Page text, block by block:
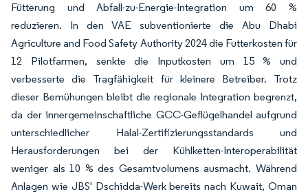
Fütterung und Abfall-zu-Energie-Integration um 60 %
reduzieren. In den VAE subventionierte die Abu Dhabi
Agriculture and Food Safety Authority 2024 die Futterkosten für
12 Pilotfarmen, senkte die Inputkosten um 15 % und
verbesserte die Tragfähigkeit für kleinere Betreiber. Trotz
dieser Bemühungen bleibt die regionale Integration begrenzt,
da der innergemeinschaftliche GCC-Geflügelhandel aufgrund
unterschiedlicher Halal-Zertifizierungsstandards und
Herausforderungen bei der Kühlketten-Interoperabilität
weniger als 10 % des Gesamtvolumens ausmacht. Während
Anlagen wie JBS' Dschidda-Werk bereits nach Kuwait, Oman